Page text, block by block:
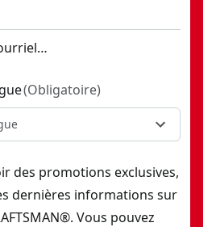
(Obligatoire)
des promotions exclusives,
dernières informations sur
Vous pouvez